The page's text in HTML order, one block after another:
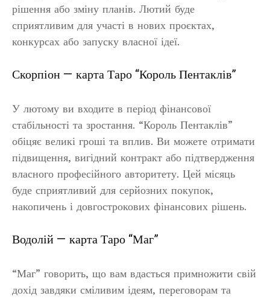
рішення або зміну планів. Лютий буде
сприятливим для участі в нових проєктах,
конкурсах або запуску власної ідеї.
Скорпіон — карта Таро “Король Пентаклів”
У лютому ви входите в період фінансової
стабільності та зростання. “Король Пентаклів”
обіцяє великі гроші та вплив. Ви можете отримати
підвищення, вигідний контракт або підтвердження
власного професійного авторитету. Цей місяць
буде сприятливий для серйозних покупок,
накопичень і довгострокових фінансових рішень.
Водолій — карта Таро “Маг”
“Маг” говорить, що вам вдасться примножити свій
дохід завдяки сміливим ідеям, переговорам та